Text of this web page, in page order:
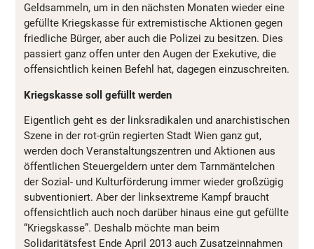
Geldsammeln, um in den nächsten Monaten wieder eine
gefüllte Kriegskasse für extremistische Aktionen gegen
friedliche Bürger, aber auch die Polizei zu besitzen. Dies
passiert ganz offen unter den Augen der Exekutive, die
offensichtlich keinen Befehl hat, dagegen einzuschreiten.
Kriegskasse soll gefüllt werden
Eigentlich geht es der linksradikalen und anarchistischen
Szene in der rot-grün regierten Stadt Wien ganz gut,
werden doch Veranstaltungszentren und Aktionen aus
öffentlichen Steuergeldern unter dem Tarnmäntelchen
der Sozial- und Kulturförderung immer wieder großzügig
subventioniert. Aber der linksextreme Kampf braucht
offensichtlich auch noch darüber hinaus eine gut gefüllte
“Kriegskasse”. Deshalb möchte man beim
Solidaritätsfest Ende April 2013 auch Zusatzeinnahmen